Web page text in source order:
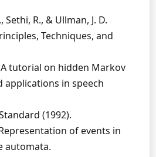
Sethi, R., & Ullman, J. D.
Techniques, and
A tutorial on hidden Markov
applications in speech
(1992).
of events in
automata.